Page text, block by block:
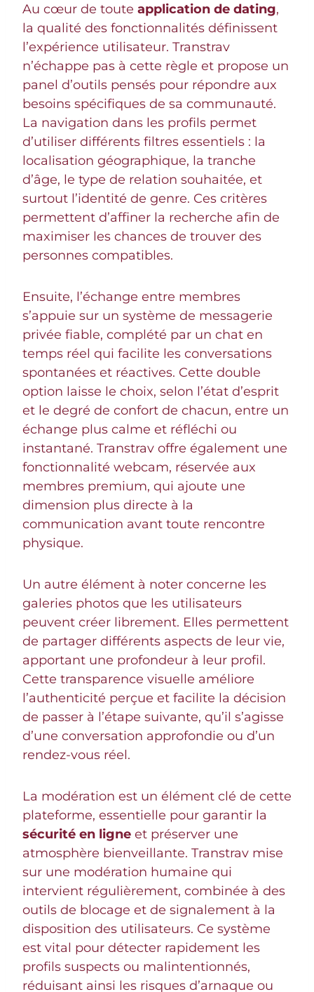
Au cœur de toute application de dating,
la qualité des fonctionnalités définissent
l’expérience utilisateur. Transtrav
n’échappe pas à cette règle et propose un
panel d’outils pensés pour répondre aux
besoins spécifiques de sa communauté.
La navigation dans les profils permet
d’utiliser différents filtres essentiels : la
localisation géographique, la tranche
d’âge, le type de relation souhaitée, et
surtout l’identité de genre. Ces critères
permettent d’affiner la recherche afin de
maximiser les chances de trouver des
personnes compatibles.
Ensuite, l’échange entre membres
s’appuie sur un système de messagerie
privée fiable, complété par un chat en
temps réel qui facilite les conversations
spontanées et réactives. Cette double
option laisse le choix, selon l’état d’esprit
et le degré de confort de chacun, entre un
échange plus calme et réfléchi ou
instantané. Transtrav offre également une
fonctionnalité webcam, réservée aux
membres premium, qui ajoute une
dimension plus directe à la
communication avant toute rencontre
physique.
Un autre élément à noter concerne les
galeries photos que les utilisateurs
peuvent créer librement. Elles permettent
de partager différents aspects de leur vie,
apportant une profondeur à leur profil.
Cette transparence visuelle améliore
l’authenticité perçue et facilite la décision
de passer à l’étape suivante, qu’il s’agisse
d’une conversation approfondie ou d’un
rendez-vous réel.
La modération est un élément clé de cette
plateforme, essentielle pour garantir la
sécurité en ligne et préserver une
atmosphère bienveillante. Transtrav mise
sur une modération humaine qui
intervient régulièrement, combinée à des
outils de blocage et de signalement à la
disposition des utilisateurs. Ce système
est vital pour détecter rapidement les
profils suspects ou malintentionnés,
réduisant ainsi les risques d’arnaque ou